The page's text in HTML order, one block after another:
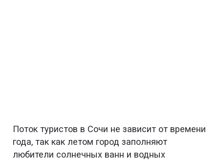
Поток туристов в Сочи не зависит от времени
года, так как летом город заполняют
любители солнечных ванн и водных